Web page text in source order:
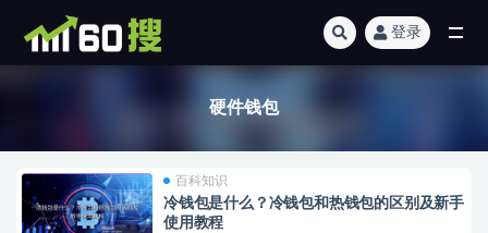
登录
硬件钱包
百科知识
冷钱包是什么？冷钱包和热钱包的区别及新手
使用教程